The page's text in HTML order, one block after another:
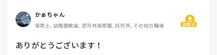
かぁちゃん
保育士, 幼稚園教諭, 認可外保育園, 託児所, その他の職場 質問主
ありがとうございます！